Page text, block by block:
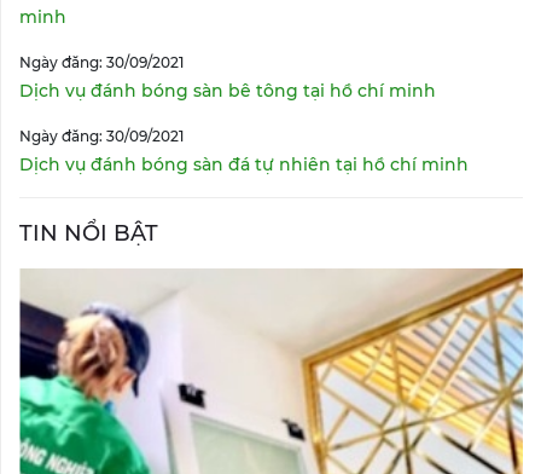
minh
Ngày đăng: 30/09/2021
Dịch vụ đánh bóng sàn bê tông tại hồ chí minh
Ngày đăng: 30/09/2021
Dịch vụ đánh bóng sàn đá tự nhiên tại hồ chí minh
TIN NỔI BẬT